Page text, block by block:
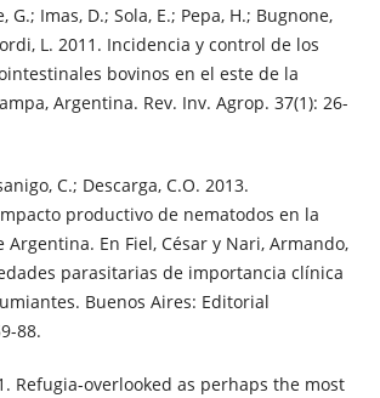
G.; Imas, D.; Sola, E.; Pepa, H.; Bugnone,
L. 2011. Incidencia y control de los
bovinos en el este de la
Argentina. Rev. Inv. Agrop. 37(1): 26-
C.; Descarga, C.O. 2013.
productivo de nematodos en la
En Fiel, César y Nari, Armando,
parasitarias de importancia clínica
Buenos Aires: Editorial
88.
Refugia-overlooked as perhaps the most